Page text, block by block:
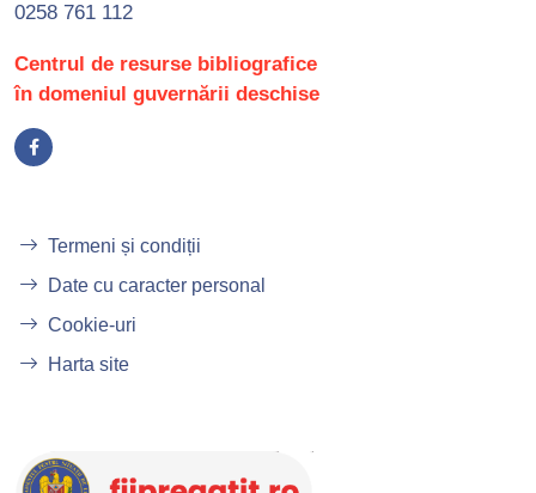
0258 761 112
Centrul de resurse bibliografice
în domeniul guvernării deschise
Termeni și condiții
Date cu caracter personal
Cookie-uri
Harta site